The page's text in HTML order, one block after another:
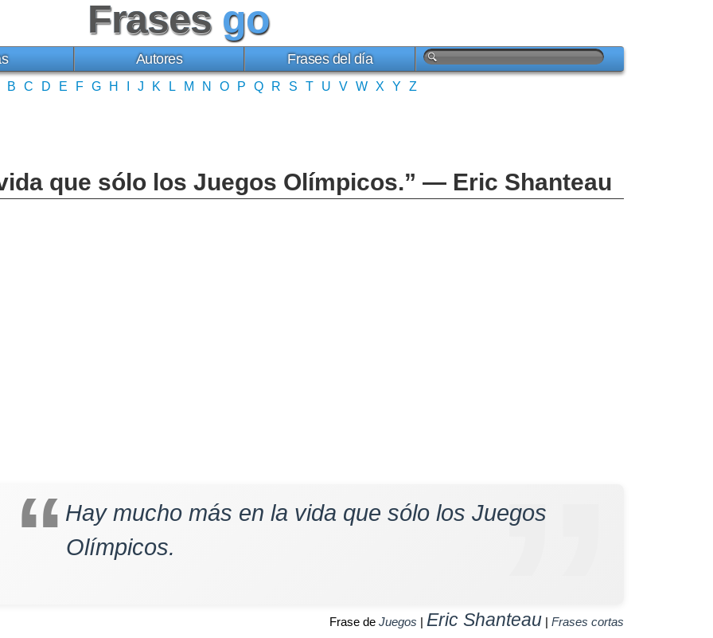
Frases go
Autores Frases del día
B C D E F G H J K L M N O P Q R S T U V W X Y Z
que sólo los Juegos Olímpicos.” — Eric Shanteau
Hay mucho más en la vida que sólo los Juegos
Olímpicos.
Frase de Juegos | Eric Shanteau | Frases cortas